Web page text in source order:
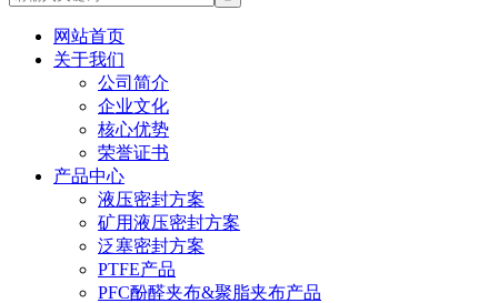
网站首页
关于我们
公司简介
企业文化
核心优势
荣誉证书
产品中心
液压密封方案
矿用液压密封方案
泛塞密封方案
PTFE产品
PFC酚醛夹布&聚脂夹布产品